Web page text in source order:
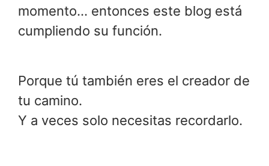
momento… entonces este blog está
cumpliendo su función.
Porque tú también eres el creador de
tu camino.
Y a veces solo necesitas recordarlo.